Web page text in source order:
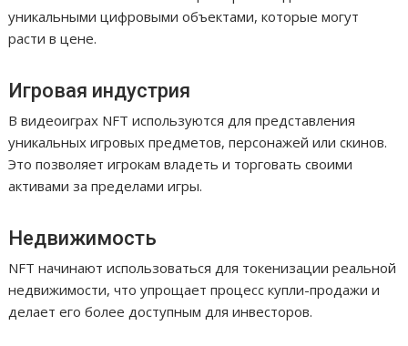
уникальными цифровыми объектами, которые могут
расти в цене.
Игровая индустрия
В видеоиграх NFT используются для представления
уникальных игровых предметов, персонажей или скинов.
Это позволяет игрокам владеть и торговать своими
активами за пределами игры.
Недвижимость
NFT начинают использоваться для токенизации реальной
недвижимости, что упрощает процесс купли-продажи и
делает его более доступным для инвесторов.